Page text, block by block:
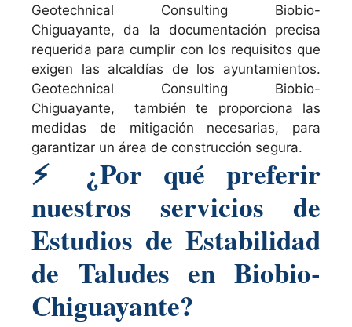
Geotechnical Consulting Biobio-
Chiguayante, da la documentación precisa
requerida para cumplir con los requisitos que
exigen las alcaldías de los ayuntamientos.
Geotechnical Consulting Biobio-
Chiguayante, también te proporciona las
medidas de mitigación necesarias, para
garantizar un área de construcción segura.
⚡
¿Por qué preferir
nuestros servicios de
Estudios de Estabilidad
de Taludes en Biobio-
Chiguayante?